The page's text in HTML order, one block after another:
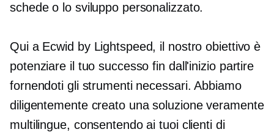
schede o lo sviluppo personalizzato.
Qui a Ecwid by Lightspeed, il nostro obiettivo è
potenziare il tuo successo fin dall'inizio partire
fornendoti gli strumenti necessari. Abbiamo
diligentemente creato una soluzione veramente
multilingue, consentendo ai tuoi clienti di